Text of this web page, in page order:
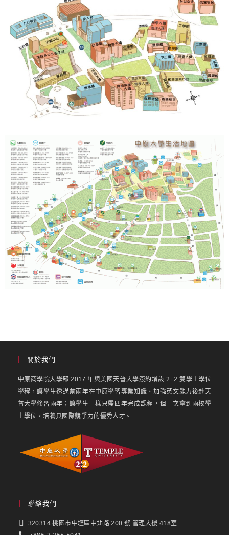
關於我們
中原商學院大學部 2017 年與美國天普大學簽約增設 2+2 雙學士學位
學程，讓學生透過前兩年在中原學習專業知識、加強英文能力後赴天
普大學修習兩年；讓學生一樣只需四年完成課程，但一次拿到兩校學
士學位，培養具國際競爭力的優秀人才。
聯絡我們
320314 桃園市中壢區中北路 200 號 管理大樓 418室